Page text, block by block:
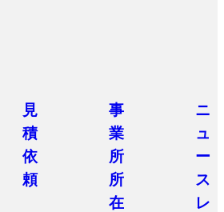
見
積
依
頼
事
業
所
所
在
ニ
ュ
ー
ス
レ